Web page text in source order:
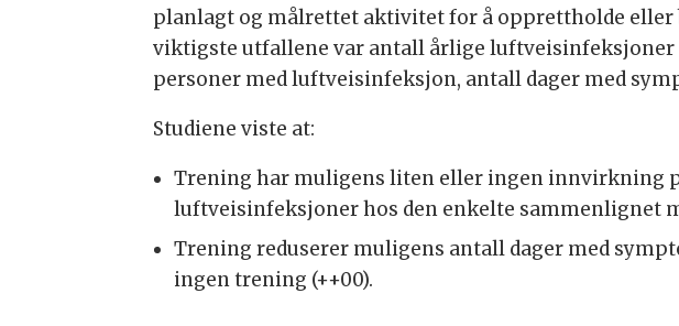
planlagt og målrettet aktivitet for å opprettholde eller
viktigste utfallene var antall årlige luftveisinfeksjoner
personer med luftveisinfeksjon, antall dager med
Studiene viste at:
Trening har muligens liten eller ingen innvirkning
luftveisinfeksjoner hos den enkelte sammenlignet
Trening reduserer muligens antall dager med
ingen trening (++00).